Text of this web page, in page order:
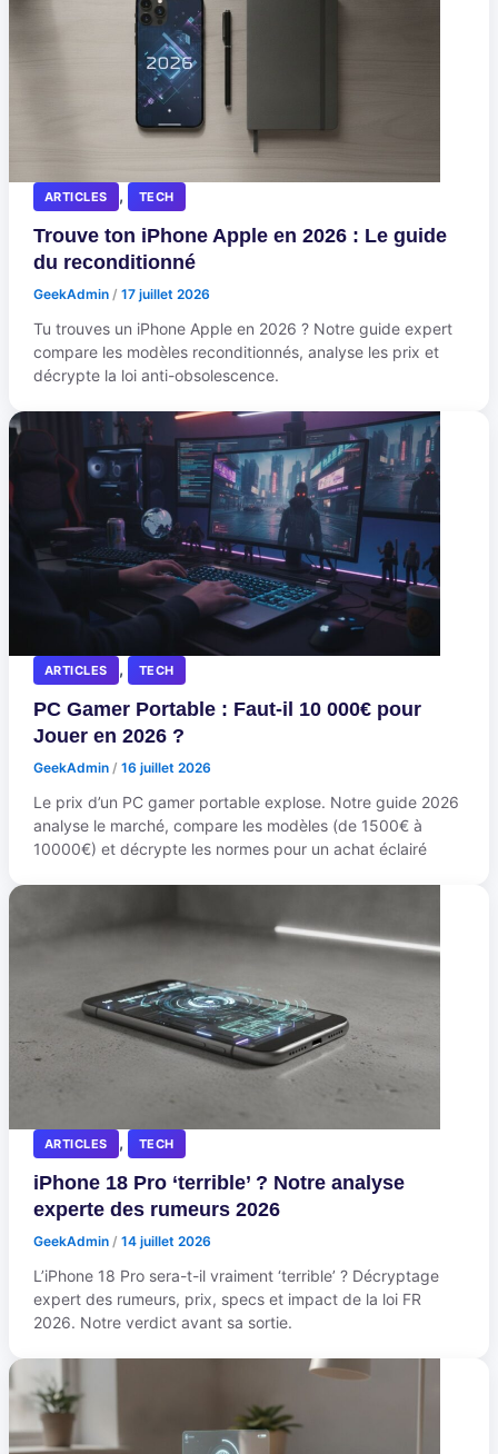
ARTICLES , TECH
Trouve ton iPhone Apple en 2026 : Le guide
du reconditionné
GeekAdmin / 17 juillet 2026
Tu trouves un iPhone Apple en 2026 ? Notre guide expert
compare les modèles reconditionnés, analyse les prix et
décrypte la loi anti-obsolescence.
ARTICLES , TECH
PC Gamer Portable : Faut-il 10 000€ pour
Jouer en 2026 ?
GeekAdmin / 16 juillet 2026
Le prix d’un PC gamer portable explose. Notre guide 2026
analyse le marché, compare les modèles (de 1500€ à
10000€) et décrypte les normes pour un achat éclairé
ARTICLES , TECH
iPhone 18 Pro ‘terrible’ ? Notre analyse
experte des rumeurs 2026
GeekAdmin / 14 juillet 2026
L’iPhone 18 Pro sera-t-il vraiment ‘terrible’ ? Décryptage
expert des rumeurs, prix, specs et impact de la loi FR
2026. Notre verdict avant sa sortie.